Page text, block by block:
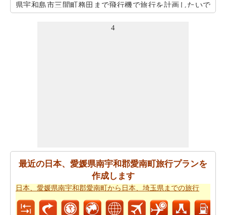
県宇和島市三間町務田まで飛行機で旅行を計画したいで
1114 愛媛県宇和島市三間町務田までの飛行距離
本、愛媛県南宇和郡愛南町から日本、〒798-1114 愛媛県
宇和島市三間町務田までの飛行時間の推定をしたいです
トプランナーの助けを借りて計画された日本、愛媛県南
4
最近の日本、愛媛県南宇和郡愛南町旅行プランを
作成します
日本、愛媛県南宇和郡愛南町から日本、埼玉県までの旅行